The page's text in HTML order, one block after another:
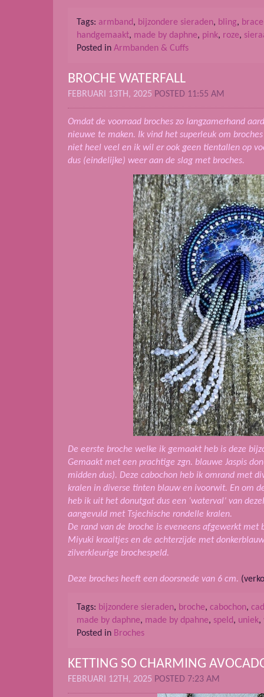
Tags: armband, bijzondere sieraden, bling,
handgemaakt, made by daphne, pink, roze,
Posted in Armbanden & Cuffs
BROCHE WATERFALL
FEBRUARI 13TH, 2025 POSTED 11:55 AM
Omdat de voorraad broches zo langzamerhand
nieuwe te maken. Ik vind het superleuk om
niet heel veel en ik wil er ook geen tientallen op
dus (eindelijke) weer aan de slag met broches.
De eerste broche welke ik gemaakt heb is deze
Gemaakt met een prachtige zgn. blauwe Jaspis
midden dus). Deze cabochon heb ik omrand met
kralen in diverse tinten blauw en ivoorwit. En om
heb ik uit het donutgat dus een ‘waterval’ van
aangevuld met Tsjechische rondelle kralen.
De rand van de broche is eveneens afgewerkt met
Miyuki kraaltjes en de achterzijde met
zilverkleurige brochespeld.
Deze broches heeft een doorsnede van 6 cm.
Tags: bijzondere sieraden, broche, cabochon,
made by daphne, made by dpahne, speld, uniek,
Posted in Broches
KETTING SO CHARMING
FEBRUARI 12TH, 2025 POSTED 7:23 AM